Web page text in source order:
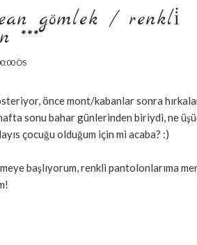
gömlek / renkli̇ pan
ÖS
önce mont/kabanlar sonra
sonu bahar günlerinden biriydi, ne
çocuğu olduğum için mi acaba? :)
başlıyorum, renkli pantolonlarıma